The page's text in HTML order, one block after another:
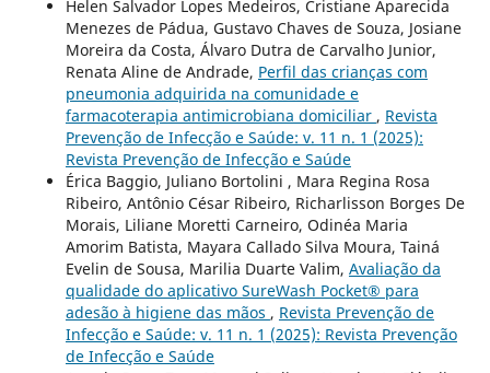
Helen Salvador Lopes Medeiros, Cristiane Aparecida
Menezes de Pádua, Gustavo Chaves de Souza, Josiane
Moreira da Costa, Álvaro Dutra de Carvalho Junior,
Renata Aline de Andrade, Perfil das crianças com
pneumonia adquirida na comunidade e
farmacoterapia antimicrobiana domiciliar , Revista
Prevenção de Infecção e Saúde: v. 11 n. 1 (2025):
Revista Prevenção de Infecção e Saúde
Érica Baggio, Juliano Bortolini , Mara Regina Rosa
Ribeiro, Antônio César Ribeiro, Richarlisson Borges De
Morais, Liliane Moretti Carneiro, Odinéa Maria
Amorim Batista, Mayara Callado Silva Moura, Tainá
Evelin de Sousa, Marilia Duarte Valim, Avaliação da
qualidade do aplicativo SureWash Pocket® para
adesão à higiene das mãos , Revista Prevenção de
Infecção e Saúde: v. 11 n. 1 (2025): Revista Prevenção
de Infecção e Saúde